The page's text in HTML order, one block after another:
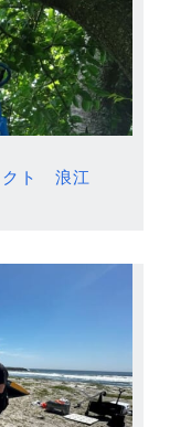
クト 浪江